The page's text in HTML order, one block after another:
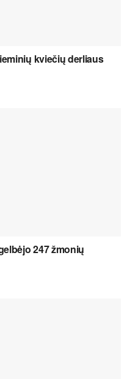
kviečių derliaus
247 žmonių